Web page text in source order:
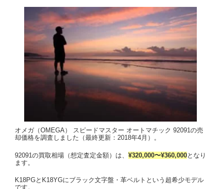
オメガ（OMEGA） スピードマスター オートマチック 92091の売
却価格を調査しました（最終更新：2018年4月）。
92091の買取相場（想定査定金額）は、 ¥320,000〜¥360,000となり
ます。
K18PGとK18YGにブラック文字盤・革ベルトという超希少モデル
です。